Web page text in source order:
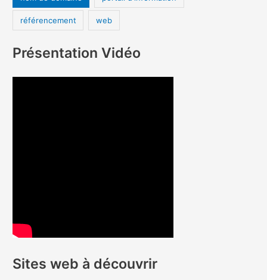
référencement web
Présentation Vidéo
Sites web à découvrir